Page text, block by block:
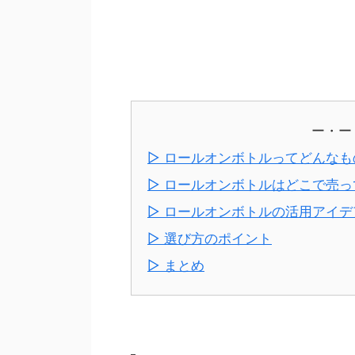
ー・
▷ ロールオンボトルってどんなも
▷ ロールオンボトルはどこで売っ
▷ ロールオンボトルの活用アイデ
▷ 選び方のポイント
▷ まとめ